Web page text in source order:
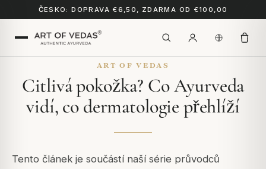
ČESKO: DOPRAVA €6,50, ZDARMA OD €100,00
ART OF VEDAS
Citlivá pokožka? Co Ayurveda
vidí, co dermatologie přehlíží
Tento článek je součástí naší série průvodců